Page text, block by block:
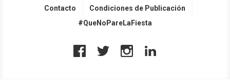
Contacto
Condiciones de Publicación
#QueNoPareLaFiesta